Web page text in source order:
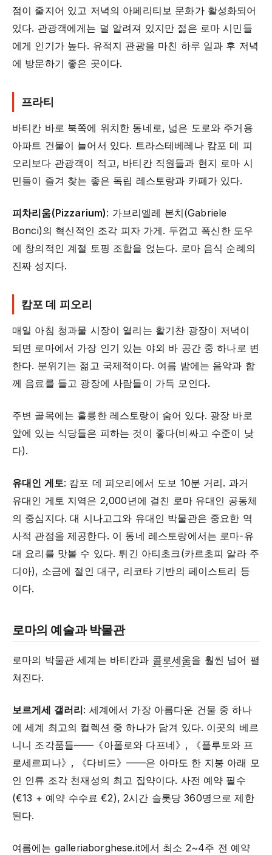
점이 줄지어 있고 저녁의 아페리티보 문화가 활성화되어
있다. 관광객에게는 덜 알려져 있지만 젊은 로마 시민들
에게 인기가 높다. 유적지 관광을 마친 하루 일과 후 저녁
에 방문하기 좋은 곳이다.
프라티
바티칸 바로 북쪽에 위치한 동네로, 넓은 도로와 주거용
아파트 건물이 늘어서 있다. 트라스테베레나 캄포 데 피
오리보다 관광객이 적고, 바티칸 직원들과 현지 로마 시
민들이 즐겨 찾는 좋은 독립 레스토랑과 카페가 있다.
피차리움(Pizzarium): 가브리엘레 본치(Gabriele
Bonci)의 혁신적인 조각 피자 가게. 두껍고 폭신한 도우
에 창의적인 계절 토핑 조합을 얹는다. 로마 음식 순례의
진짜 성지다.
캄포 데 피오리
매일 아침 청과물 시장이 열리는 활기찬 광장이 저녁이
되면 로마에서 가장 인기 있는 야외 바 공간 중 하나로 변
한다. 분위기는 젊고 국제적이다. 여름 밤에는 음악과 함
께 음료를 들고 광장에 사람들이 가득 모인다.
주변 골목에는 훌륭한 레스토랑이 숨어 있다. 광장 바로
앞에 있는 식당들은 피하는 것이 좋다(비싸고 수준이 낮
다).
유대인 게토: 캄포 데 피오리에서 도보 10분 거리. 과거
유대인 게토 지역은 2,000년에 걸친 로마 유대인 공동체
의 중심지다. 대 시나고그와 유대인 박물관은 중요한 역
사적 관점을 제공한다. 이 동네 레스토랑에서는 로마-유
대 요리를 맛볼 수 있다. 튀긴 아티초크(카르초피 알라 주
디아), 소금에 절인 대구, 리코타 기반의 페이스트리 등
이다.
로마의 예술과 박물관
로마의 박물관 세계는 바티칸과 콜로세움을 훨씬 넘어 펼
쳐진다.
보르게세 갤러리: 세계에서 가장 아름다운 건물 중 하나
에 세계 최고의 컬렉션 중 하나가 담겨 있다. 이곳의 베르
니니 조각품들——《아폴로와 다프네》, 《플루토와 프
로세르피나》, 《다비드》——은 아마도 한 지붕 아래 모
인 인류 조각 천재성의 최고 집약이다. 사전 예약 필수
(€13 + 예약 수수료 €2), 2시간 슬롯당 360명으로 제한
된다.
여름에는 galleriaborghese.it에서 최소 2~4주 전 예약